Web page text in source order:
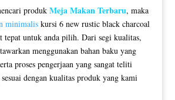
produk Meja Makan Terbaru, maka
minimaliskursi 6 new rustic black charcoal
tepat untuk anda pilih. Dari segi kualitas,
menggunakan bahan baku yang
proses pengerjaan yang sangat teliti
dengan kualitas produk yang kami